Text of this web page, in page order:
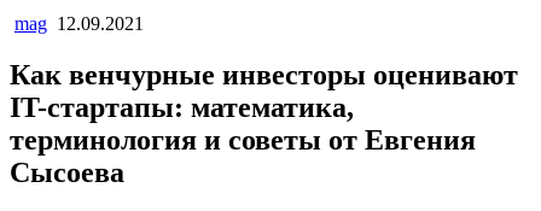
mag 12.09.2021
Как венчурные инвесторы оценивают
IT-стартапы: математика,
терминология и советы от Евгения
Сысоева